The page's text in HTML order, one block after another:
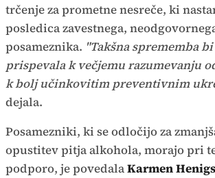
trčenje za prometne nesreče, ki
posledica zavestnega,
posameznika. "Takšna sprememba
prispevala k večjemu razumevanju
k bolj učinkovitim preventivnim
dejala.
Posamezniki, ki se odločijo za
opustitev pitja alkohola, morajo pri
podporo, je povedalaKarmen